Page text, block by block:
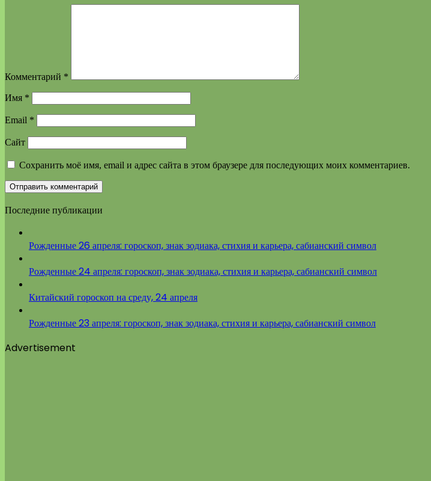
Комментарий *
Имя *
Email *
Сайт
Сохранить моё имя, email и адрес сайта в этом браузере для последующих моих комментариев.
Последние публикации
Рожденные 26 апреля: гороскоп, знак зодиака, стихия и карьера, сабианский символ
Рожденные 24 апреля: гороскоп, знак зодиака, стихия и карьера, сабианский символ
Китайский гороскоп на среду, 24 апреля
Рожденные 23 апреля: гороскоп, знак зодиака, стихия и карьера, сабианский символ
Advertisement